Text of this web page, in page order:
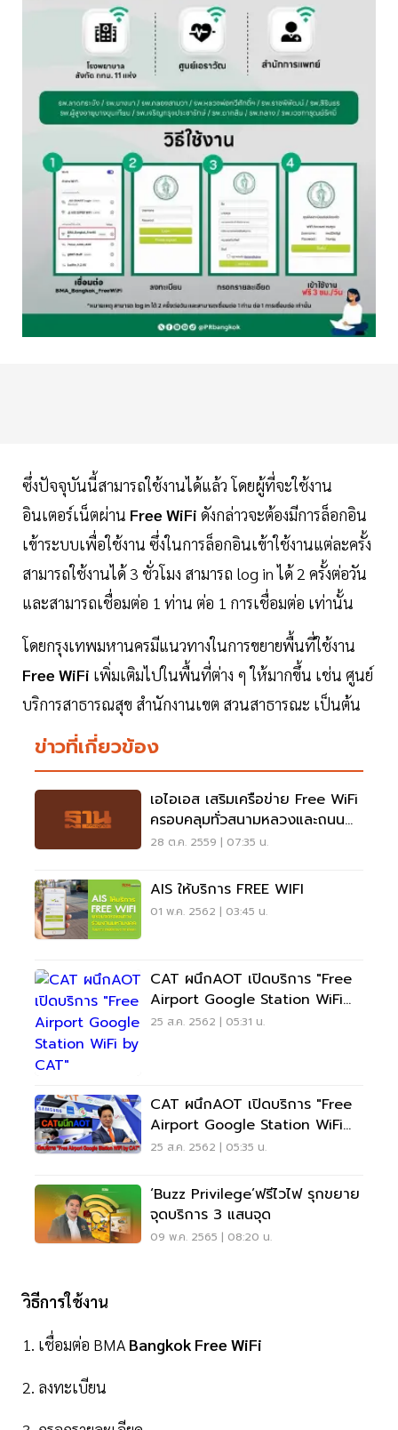
ซึ่งปัจจุบันนี้สามารถใช้งานได้แล้ว โดยผู้ที่จะใช้งาน
อินเตอร์เน็ตผ่าน Free WiFi ดังกล่าวจะต้องมีการล็อกอิน
เข้าระบบเพื่อใช้งาน ซึ่งในการล็อกอินเข้าใช้งานแต่ละครั้ง
สามารถใช้งานได้ 3 ชั่วโมง สามารถ log in ได้ 2 ครั้งต่อวัน
และสามารถเชื่อมต่อ 1 ท่าน ต่อ 1 การเชื่อมต่อ เท่านั้น
โดยกรุงเทพมหานครมีแนวทางในการขยายพื้นที่ใช้งาน
Free WiFi เพิ่มเติมไปในพื้นที่ต่าง ๆ ให้มากขึ้น เช่น ศูนย์
บริการสาธารณสุข สำนักงานเขต สวนสาธารณะ เป็นต้น
ข่าวที่เกี่ยวข้อง
เอไอเอส เสริมเครือข่าย Free WiFi
ครอบคลุมทั่วสนามหลวงและถนน
หน้าพระลาน
28 ต.ค. 2559 | 07:35 น.
AIS ให้บริการ FREE WIFI
01 พ.ค. 2562 | 03:45 น.
CAT ผนึกAOT เปิดบริการ "Free
Airport Google Station WiFi
By CAT"
25 ส.ค. 2562 | 05:31 น.
CAT ผนึกAOT เปิดบริการ "Free
Airport Google Station WiFi
By CAT"
25 ส.ค. 2562 | 05:35 น.
‘Buzz Privilege’ฟรีไวไฟ รุกขยาย
จุดบริการ 3 แสนจุด
09 พ.ค. 2565 | 08:20 น.
วิธีการใช้งาน
1. เชื่อมต่อ BMA Bangkok Free WiFi
2. ลงทะเบียน